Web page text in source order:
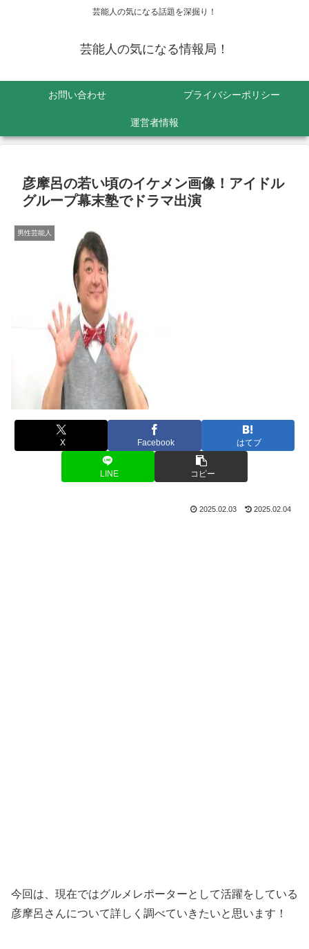
芸能人の気になる話題を深掘り！
芸能人の気になる情報局！
お問い合わせ プライバシーポリシー
運営者情報
彦摩呂の若い頃のイケメン画像！アイドル
グループ幕末塾でドラマ出演
男性芸能人
X Facebook はてブ
LINE コピー
2025.02.03 2025.02.04
今回は、現在ではグルメレポーターとして活躍をしている
彦摩呂さんについて詳しく調べていきたいと思います！